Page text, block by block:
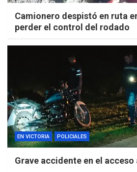
Camionero despistó en ruta
perder el control del rodado
EN VICTORIA POLICIALES
Grave accidente en el